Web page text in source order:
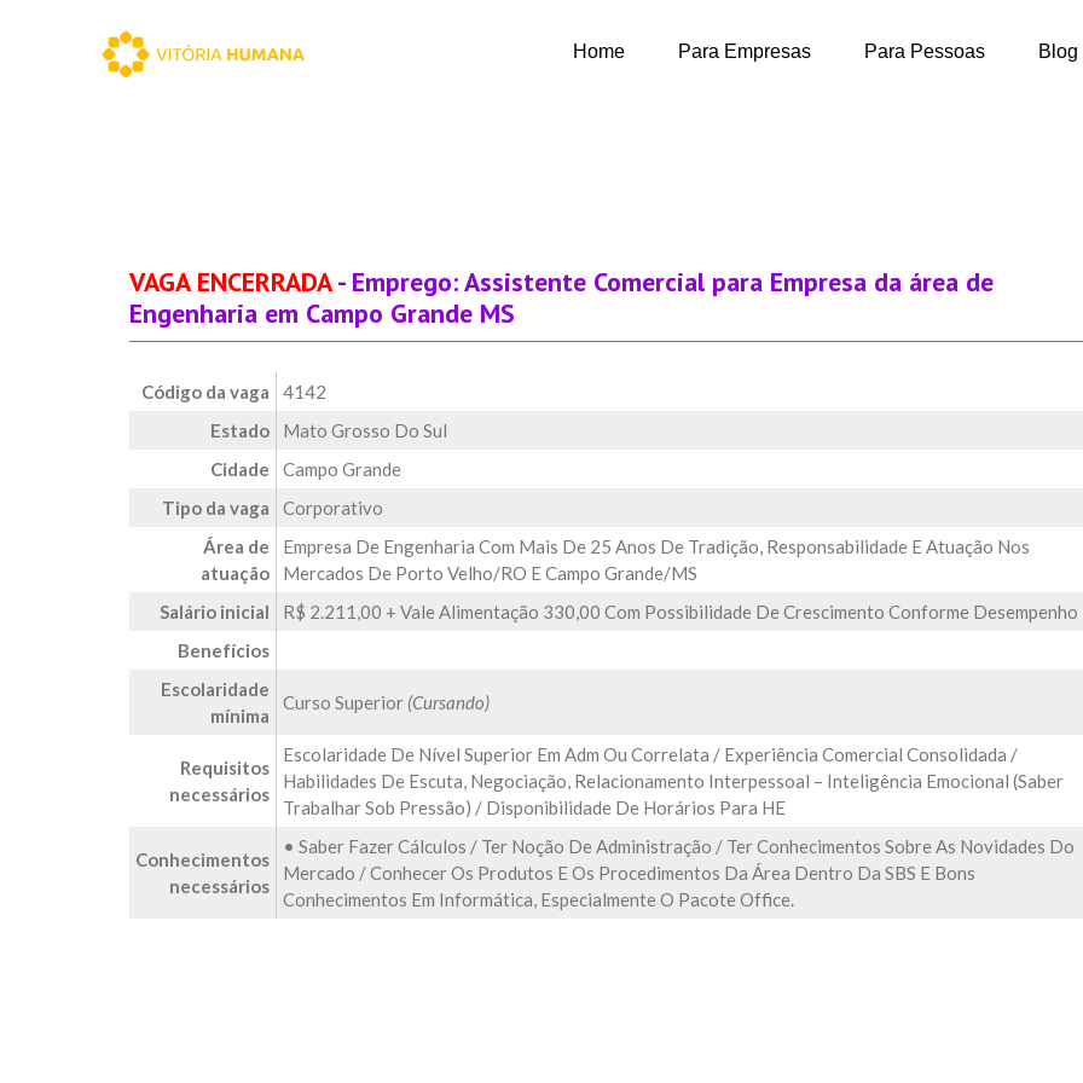
Home Para Empresas Para Pessoas Blog
VAGA ENCERRADA- Emprego: Assistente Comercial para Empresa da área de
Engenharia em Campo Grande MS
Código da vaga
4142
Estado
Mato Grosso Do Sul
Cidade
Campo Grande
Tipo da vaga
Corporativo
Área de
atuação
Empresa De Engenharia Com Mais De 25 Anos De Tradição, Responsabilidade E Atuação Nos
Mercados De Porto Velho/RO E Campo Grande/MS
Salário inicial
R$ 2.211,00 + Vale Alimentação 330,00 Com Possibilidade De Crescimento Conforme Desempenho
Benefícios
Escolaridade
mínima
Curso Superior (Cursando)
Requisitos
necessários
Escolaridade De Nível Superior Em Adm Ou Correlata / Experiência Comercial Consolidada /
Habilidades De Escuta, Negociação, Relacionamento Interpessoal – Inteligência Emocional (saber
Trabalhar Sob Pressão) / Disponibilidade De Horários Para HE
Conhecimentos
necessários
• Saber Fazer Cálculos / Ter Noção De Administração / Ter Conhecimentos Sobre As Novidades Do
Mercado / Conhecer Os Produtos E Os Procedimentos Da Área Dentro Da SBS E Bons
Conhecimentos Em Informática, Especialmente O Pacote Office.